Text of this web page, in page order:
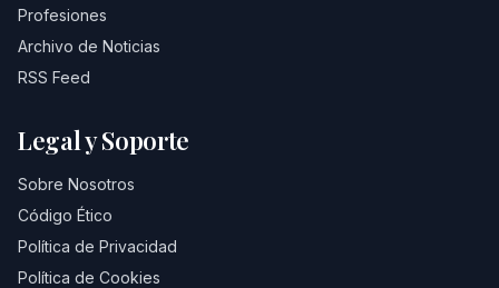
Profesiones
Archivo de Noticias
RSS Feed
Legal y Soporte
Sobre Nosotros
Código Ético
Política de Privacidad
Política de Cookies